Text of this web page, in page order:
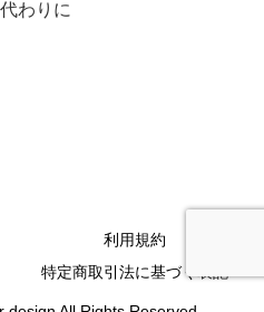
わりに
利用規約
特定商取引法に基づく表記